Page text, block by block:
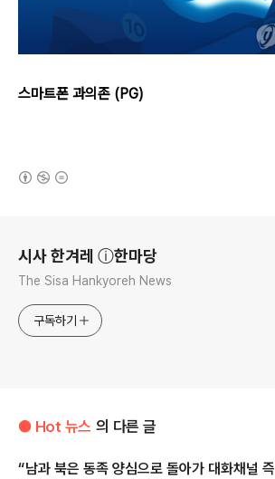
스마트폰 과의존 (PG)
시사 한겨레 ⓘ한마당
The Sisa Hankyoreh News
구독하기
● Hot 뉴스 의 다른 글
“남과 북은 동족 양심으로 돌아가 대화채널 즉